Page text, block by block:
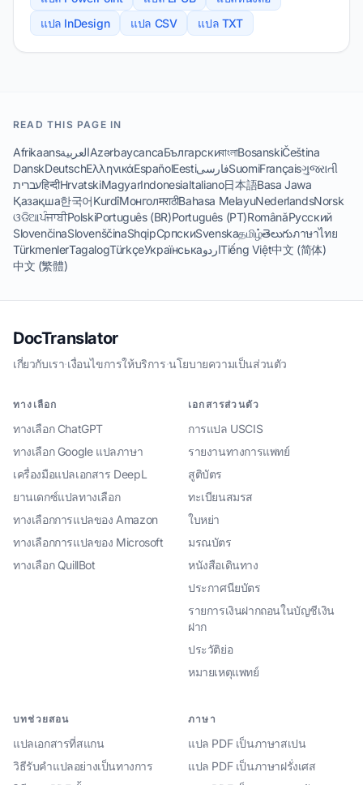
แปล InDesign
แปล CSV แปล TXT
READ THIS PAGE IN
AfrikaansالعربيةAzərbaycancaБългарскиবাংলাBosanskiČeština
DanskDeutschΕλληνικάEspañolEestiفارسیSuomiFrançaisગુજરાતી
עבריתहिन्दीHrvatskiMagyarIndonesiaItaliano日本語Basa Jawa
Қазақша한국어KurdîМонголमराठीBahasa MelayuNederlandsNorsk
ଓଡିଆਪੰਜਾਬੀPolskiPortuguês (BR)Português (PT)RomânăРусский
SlovenčinaSlovenščinaShqipСрпскиSvenskaதமிழ்తెలుగుภาษาไทย
TürkmenlerTagalogTürkçeУкраїнськаاردوTiếng Việt中文 (简体)
中文 (繁體)
DocTranslator
เกี่ยวกับเรา·เงื่อนไขการให้บริการ·นโยบายความเป็นส่วนตัว
ทางเลือก
ทางเลือก ChatGPT
ทางเลือก Google แปลภาษา
เครื่องมือแปลเอกสาร DeepL
ยานเดกซ์แปลทางเลือก
ทางเลือกการแปลของ Amazon
ทางเลือกการแปลของ Microsoft
ทางเลือก QuillBot
เอกสารส่วนตัว
การแปล USCIS
รายงานทางการแพทย์
สูติบัตร
ทะเบียนสมรส
ใบหย่า
มรณบัตร
หนังสือเดินทาง
ประกาศนียบัตร
รายการเงินฝากถอนในบัญชีเงิน
ฝาก
ประวัติย่อ
หมายเหตุแพทย์
บทช่วยสอน
แปลเอกสารที่สแกน
วิธีรับคำแปลอย่างเป็นทางการ
ภาษา
แปล PDF เป็นภาษาสเปน
แปล PDF เป็นภาษาฝรั่งเศส